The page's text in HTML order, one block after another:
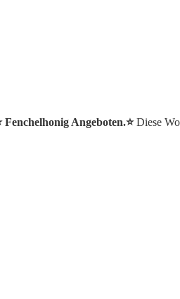
Angeboten.⭐️Diese